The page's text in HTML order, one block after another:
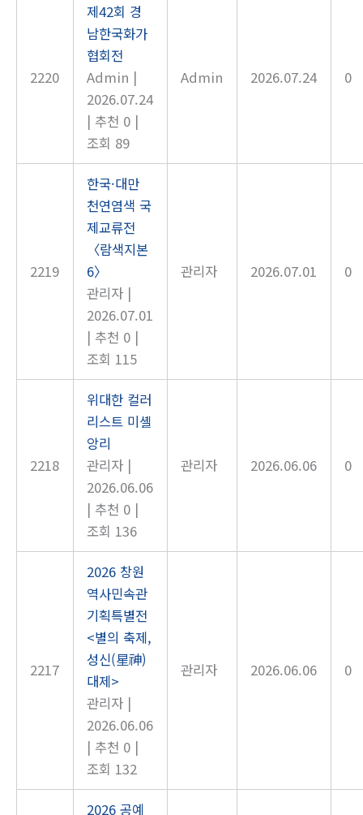
2220
제42회 경
남한국화가
협회전
Admin |
2026.07.24
| 추천 0 |
조회 89
Admin 2026.07.24 0
2219
한국·대만
천연염색 국
제교류전
〈람색지본
6〉
관리자 |
2026.07.01
| 추천 0 |
조회 115
관리자 2026.07.01 0
2218
위대한 컬러
리스트 미셸
앙리
관리자 |
2026.06.06
| 추천 0 |
조회 136
관리자 2026.06.06 0
2217
2026 창원
역사민속관
기획특별전
<별의 축제,
성신(星神)
대제>
관리자 |
2026.06.06
| 추천 0 |
조회 132
관리자 2026.06.06 0
2026 공예